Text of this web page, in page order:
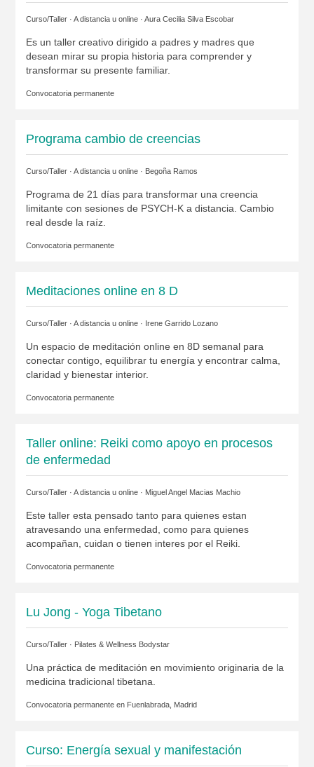
Curso/Taller · A distancia u online · Aura Cecilia Silva Escobar
Es un taller creativo dirigido a padres y madres que
desean mirar su propia historia para comprender y
transformar su presente familiar.
Convocatoria permanente
Programa cambio de creencias
Curso/Taller · A distancia u online · Begoña Ramos
Programa de 21 días para transformar una creencia
limitante con sesiones de PSYCH-K a distancia. Cambio
real desde la raíz.
Convocatoria permanente
Meditaciones online en 8 D
Curso/Taller · A distancia u online · Irene Garrido Lozano
Un espacio de meditación online en 8D semanal para
conectar contigo, equilibrar tu energía y encontrar calma,
claridad y bienestar interior.
Convocatoria permanente
Taller online: Reiki como apoyo en procesos
de enfermedad
Curso/Taller · A distancia u online · Miguel Angel Macias Machio
Este taller esta pensado tanto para quienes estan
atravesando una enfermedad, como para quienes
acompañan, cuidan o tienen interes por el Reiki.
Convocatoria permanente
Lu Jong - Yoga Tibetano
Curso/Taller · Pilates & Wellness Bodystar
Una práctica de meditación en movimiento originaria de la
medicina tradicional tibetana.
Convocatoria permanente en Fuenlabrada, Madrid
Curso: Energía sexual y manifestación